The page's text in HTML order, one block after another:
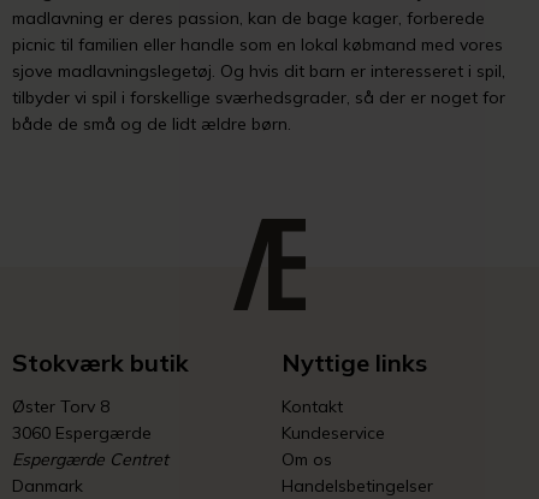
madlavning er deres passion, kan de bage kager, forberede
picnic til familien eller handle som en lokal købmand med vores
sjove madlavningslegetøj. Og hvis dit barn er interesseret i spil,
tilbyder vi spil i forskellige sværhedsgrader, så der er noget for
både de små og de lidt ældre børn.
Stokværk butik
Øster Torv 8
3060 Espergærde
Espergærde Centret
Danmark
Nyttige links
Kontakt
Kundeservice
Om os
Handelsbetingelser